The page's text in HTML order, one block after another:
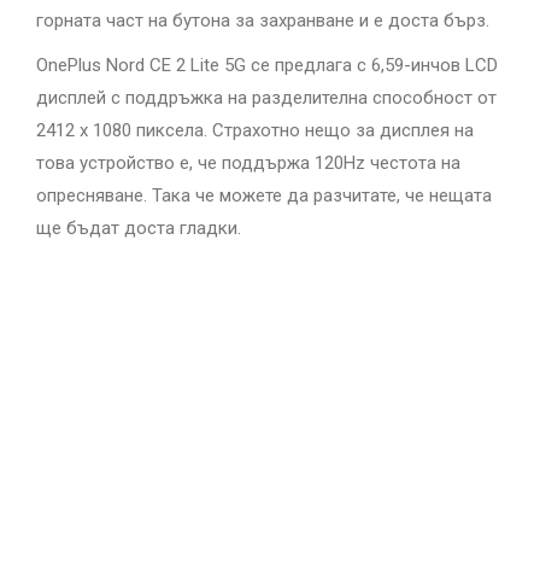
горната част на бутона за захранване и е доста бърз.
OnePlus Nord CE 2 Lite 5G се предлага с 6,59-инчов LCD
дисплей с поддръжка на разделителна способност от
2412 x 1080 пиксела. Страхотно нещо за дисплея на
това устройство е, че поддържа 120Hz честота на
опресняване. Така че можете да разчитате, че нещата
ще бъдат доста гладки.